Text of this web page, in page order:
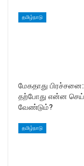
தமிழ்நாடு
மேகதாது பிரச்சனை:
தற்போது என்ன
வேண்டும்?
தமிழ்நாடு